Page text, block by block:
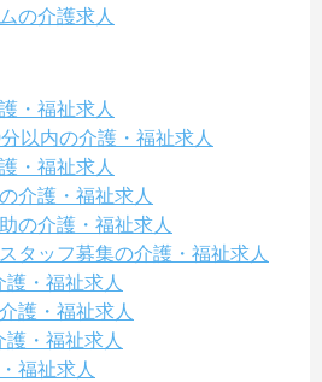
の介護求人
・福祉求人
以内の介護・福祉求人
・福祉求人
介護・福祉求人
の介護・福祉求人
タッフ募集の介護・福祉求人
・福祉求人
護・福祉求人
・福祉求人
福祉求人